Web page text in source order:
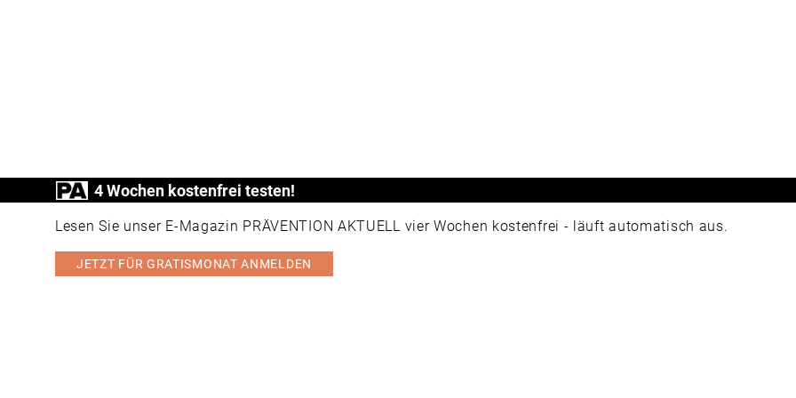
4 Wochen kostenfrei testen!
Lesen Sie unser E-Magazin PRÄVENTION AKTUELL vier Wochen kostenfrei - läuft automatisch aus.
JETZT FÜR GRATISMONAT ANMELDEN